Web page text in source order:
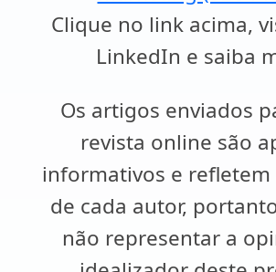
Clique no link acima,
LinkedIn e saiba
Os artigos enviados
revista online são
informativos e
de cada autor,
não representar a